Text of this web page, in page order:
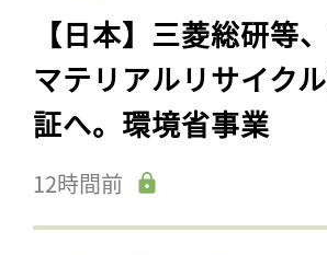
【日本】三菱総研等
マテリアルリサイク
証へ。環境省事業
12時間前